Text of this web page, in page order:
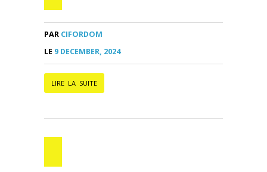
PAR CIFORDOM
LE 9 DECEMBER, 2024
LIRE LA SUITE